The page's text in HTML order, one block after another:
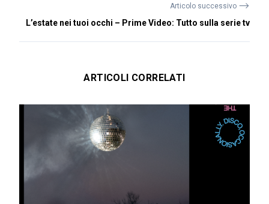
Articolo successivo ⟶
L’estate nei tuoi occhi – Prime Video: Tutto sulla serie tv
ARTICOLI CORRELATI